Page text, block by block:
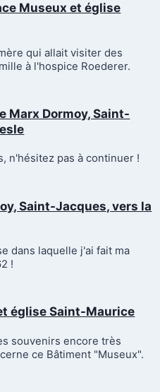
Museux et église
qui allait visiter des
à l'hospice Roederer.
Marx Dormoy, Saint-
n'hésitez pas à continuer !
Saint-Jacques, vers la
dans laquelle j'ai fait ma
!
église Saint-Maurice
souvenirs encore très
ce Bâtiment "Museux".